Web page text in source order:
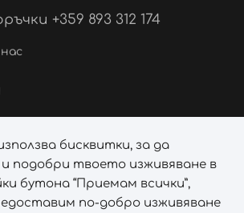
+359 893 312 174
бисквитки, за да
подобри твоето изживяване в
бутона “Приемам всички”,
по-добро изживяване